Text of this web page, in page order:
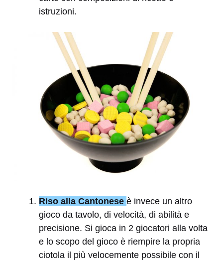
istruzioni.
Riso alla Cantonese è invece un altro
gioco da tavolo, di velocità, di abilità e
precisione. Si gioca in 2 giocatori alla volta
e lo scopo del gioco è riempire la propria
ciotola il più velocemente possibile con il